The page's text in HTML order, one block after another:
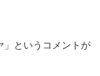
」というコメントが